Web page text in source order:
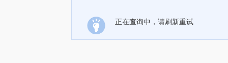
正在查询中，请刷新重试